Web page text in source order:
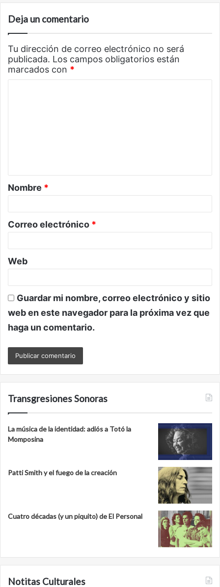
Deja un comentario
Tu dirección de correo electrónico no será
publicada. Los campos obligatorios están
marcados con *
a
r
o
*
Nombre *
Correo electrónico *
Web
Guardar mi nombre, correo electrónico y sitio
web en este navegador para la próxima vez que
haga un comentario.
Transgresiones Sonoras
La música de la identidad: adiós a Totó la
Momposina
Patti Smith y el fuego de la creación
Cuatro décadas (y un piquito) de El Personal
Notitas Culturales